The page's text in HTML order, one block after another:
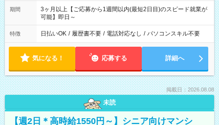
期間
3ヶ月以上【ご応募から1週間以内(最短2日目)のスピード就業が
可能】即日～
特徴 日払いOK / 履歴書不要 / 電話対応なし / パソコンスキル不要
気になる！ 応募する 詳細へ
掲載日：2026.08.08
未読
【週2日＊高時給1550円～】シニア向けマンシ